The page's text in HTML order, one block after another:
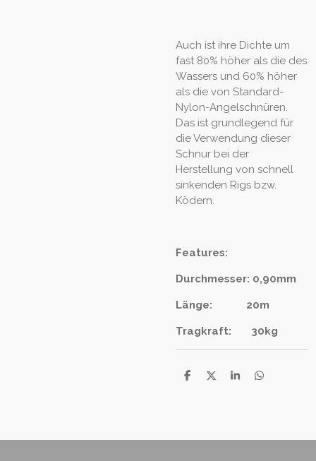
Auch ist ihre Dichte um
fast 80% höher als die des
Wassers und 60% höher
als die von Standard-
Nylon-Angelschnüren.
Das ist grundlegend für
die Verwendung dieser
Schnur bei der
Herstellung von schnell
sinkenden Rigs bzw.
Ködern.
Features:
Durchmesser: 0,90mm
Länge: 20m
Tragkraft: 30kg
T
T
T
T